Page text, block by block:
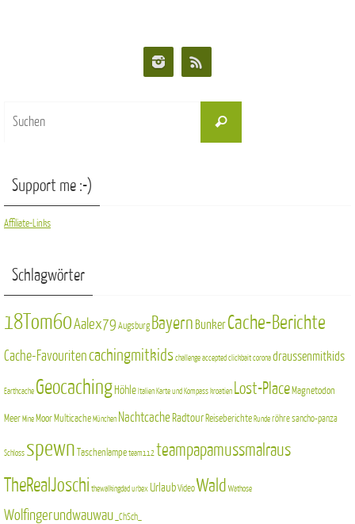
Suchen
Support me :-)
Affiliate-Links
Schlagwörter
18Tom60Aalex79 Augsburg Bayern BunkerCache-Berichte
Cache-Favouritencachingmitkidschallenge acceptedclickbaitcoronadraussenmitkids
Earthcache GeocachingHöhle Italien Karte und Kompass kroatien Lost-PlaceMagnetodon
Meer MineMoorMulticache München NachtcacheRadtourReiseberichte Runderöhresancho-panza
Schloss spewn Taschenlampeteam112teampapamussmalraus
TheRealJoschi thewalkingdadurbexUrlaubVideoWald Wathose
Wolfingerundwauwau _ChSch_